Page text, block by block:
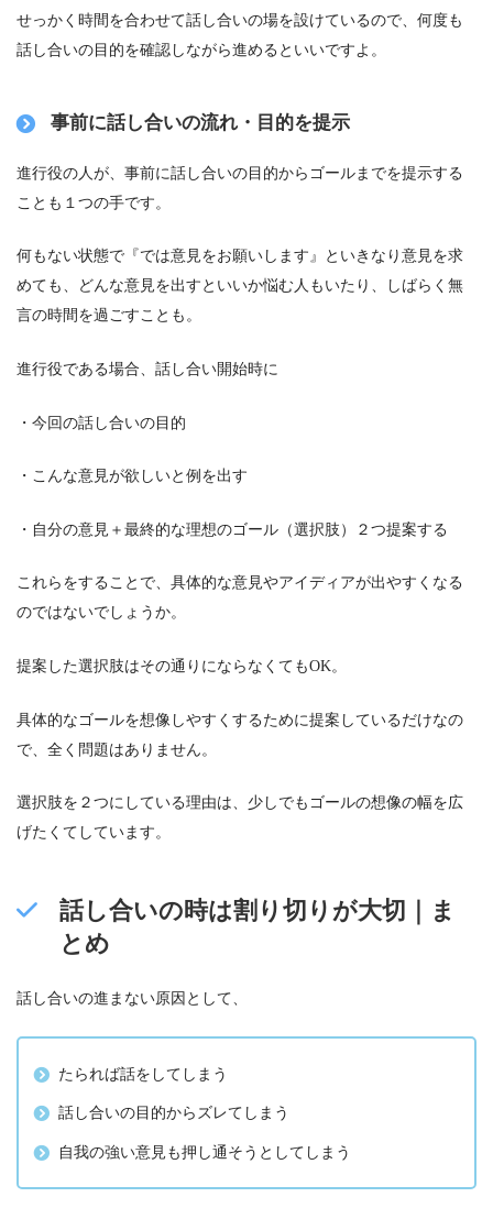
せっかく時間を合わせて話し合いの場を設けているので、何度も
話し合いの目的を確認しながら進めるといいですよ。
事前に話し合いの流れ・目的を提示
進行役の人が、事前に話し合いの目的からゴールまでを提示する
ことも１つの手です。
何もない状態で『では意見をお願いします』といきなり意見を求
めても、どんな意見を出すといいか悩む人もいたり、しばらく無
言の時間を過ごすことも。
進行役である場合、話し合い開始時に
・今回の話し合いの目的
・こんな意見が欲しいと例を出す
・自分の意見＋最終的な理想のゴール（選択肢）２つ提案する
これらをすることで、具体的な意見やアイディアが出やすくなる
のではないでしょうか。
提案した選択肢はその通りにならなくてもOK。
具体的なゴールを想像しやすくするために提案しているだけなの
で、全く問題はありません。
選択肢を２つにしている理由は、少しでもゴールの想像の幅を広
げたくてしています。
話し合いの時は割り切りが大切｜ま
とめ
話し合いの進まない原因として、
たられば話をしてしまう
話し合いの目的からズレてしまう
自我の強い意見も押し通そうとしてしまう